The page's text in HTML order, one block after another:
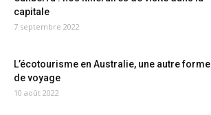
capitale
7 septembre 2022
L’écotourisme en Australie, une autre forme
de voyage
10 août 2022